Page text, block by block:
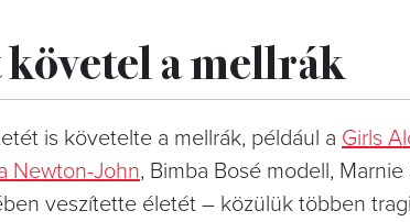
a mellrák
is követelte a mellrák, például a Girls
Newton-John, Bimba Bosé modell,
veszítette életét – közülük többen